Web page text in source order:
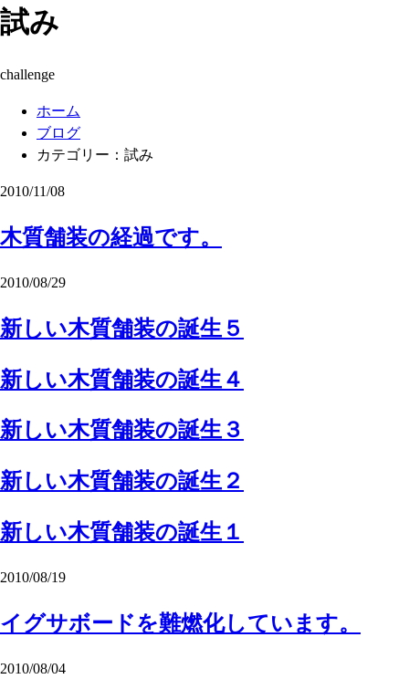
試み
challenge
ホーム
ブログ
カテゴリー：試み
2010/11/08
木質舗装の経過です。
2010/08/29
新しい木質舗装の誕生５
新しい木質舗装の誕生４
新しい木質舗装の誕生３
新しい木質舗装の誕生２
新しい木質舗装の誕生１
2010/08/19
イグサボードを難燃化しています。
2010/08/04